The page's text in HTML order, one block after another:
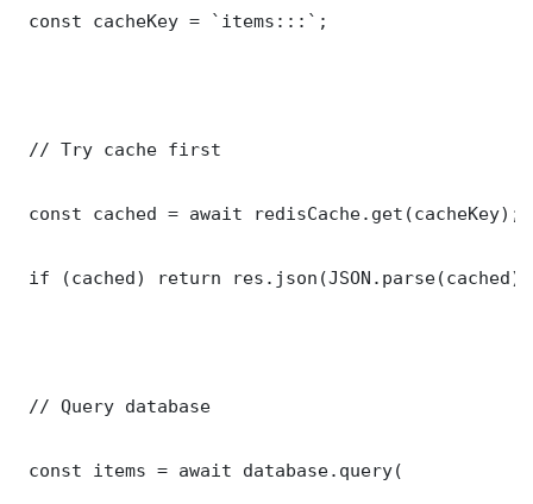
const cacheKey = `items:::`;
// Try cache first
const cached = await redisCache.get(cacheKey);
if (cached) return
// Query database
const items = await database.query(